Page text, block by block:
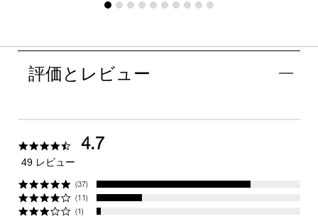
評価とレビュー
4.74.7
49 レビュー
(37)
(11)
(1)